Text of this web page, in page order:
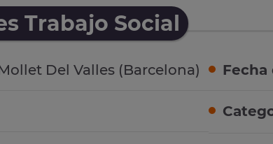
Trabajo Social
Del Valles (Barcelona)